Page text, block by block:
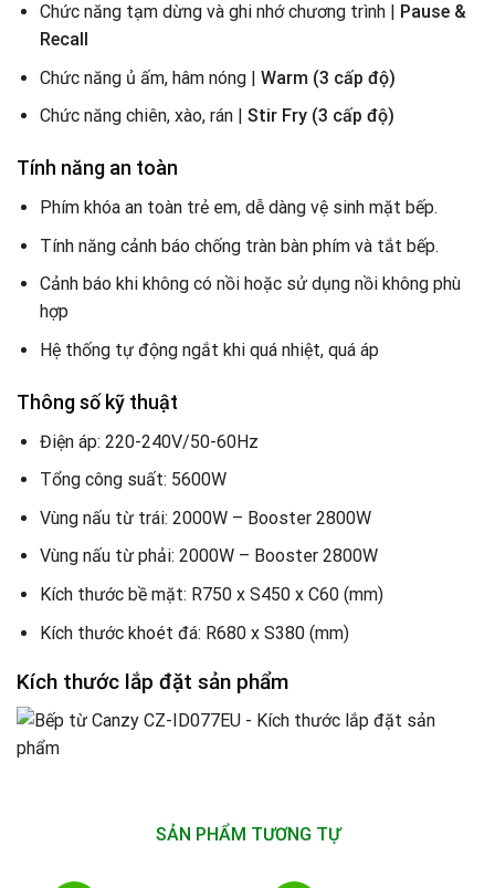
Chức năng tạm dừng và ghi nhớ chương trình | Pause &
Recall
Chức năng ủ ấm, hâm nóng | Warm (3 cấp độ)
Chức năng chiên, xào, rán | Stir Fry (3 cấp độ)
Tính năng an toàn
Phím khóa an toàn trẻ em, dễ dàng vệ sinh mặt bếp.
Tính năng cảnh báo chống tràn bàn phím và tắt bếp.
Cảnh báo khi không có nồi hoặc sử dụng nồi không phù
hợp
Hệ thống tự động ngắt khi quá nhiệt, quá áp
Thông số kỹ thuật
Điện áp: 220-240V/50-60Hz
Tổng công suất: 5600W
Vùng nấu từ trái: 2000W – Booster 2800W
Vùng nấu từ phải: 2000W – Booster 2800W
Kích thước bề mặt: R750 x S450 x C60 (mm)
Kích thước khoét đá: R680 x S380 (mm)
Kích thước lắp đặt sản phẩm
SẢN PHẨM TƯƠNG TỰ